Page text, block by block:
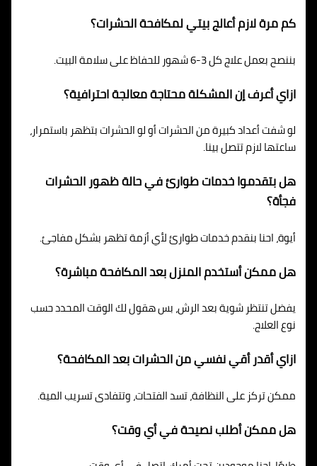
كم مرة لازم أعالج بيتي لمكافحة الحشرات؟
بننصح بعمل علاج كل 3-6 شهور للحفاظ على سلامة البيت.
ازاي أعرف إن المشكلة محتاجة معالجة احترافية؟
لو شفت أعداد كبيرة من الحشرات أو لو الحشرات بتظهر باستمرار،
ساعتها لازم تتصل بينا.
هل بتقدموا خدمات طوارئ في حالة ظهور الحشرات
فجأة؟
أيوة، احنا بنقدم خدمات طوارئ لأي أزمة تظهر بشكل مفاجئ.
هل ممكن أستخدم المنزل بعد المكافحة مباشرة؟
يفضل تنتظر شوية بعد الرش، بس هقول لك الوقت المحدد حسب
نوع العلاج.
ازاي أقدر أقي نفسي من الحشرات بعد المكافحة؟
ممكن تركز على النظافة، تسد الفتحات، وتتفادى تسريب المية.
هل ممكن أطلب نصيحة في أي وقت؟